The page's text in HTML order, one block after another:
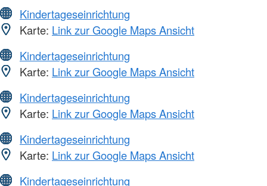
Kindertageseinrichtung
Karte: Link zur Google Maps Ansicht
Kindertageseinrichtung
Karte: Link zur Google Maps Ansicht
Kindertageseinrichtung
Karte: Link zur Google Maps Ansicht
Kindertageseinrichtung
Karte: Link zur Google Maps Ansicht
Kindertageseinrichtung